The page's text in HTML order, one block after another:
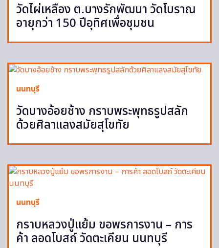
วัดไผ่เหลือง ต.บางรักพัฒนา วัดโบราณ
อายุกว่า 150 ปีอุทิศเพื่อชุมชน
นนทบุรี
วัดบางอ้อยช้าง กราบพระพุทธรูปสลัก
ด้วยศิลาแลงสมัยสุโขทัย
นนทบุรี
กราบหลวงปู่แย้ม ขอพรการงาน – การ
ค้า ลอดโบสถ์ วัดตะเคียน นนทบุรี